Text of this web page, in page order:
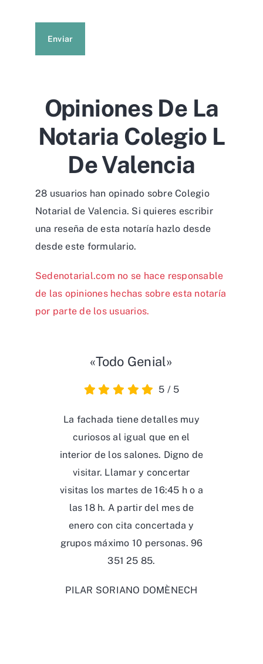
Enviar
Opiniones De La
Notaria Colegio L
De Valencia
28 usuarios han opinado sobre Colegio
Notarial de Valencia. Si quieres escribir
una reseña de esta notaría hazlo desde
desdeeste formulario.
Sedenotarial.com no se hace responsable
de las opiniones hechas sobre esta notaría
por parte de los usuarios.
«Todo Genial»
5 / 5
La fachada tiene detalles muy
curiosos al igual que en el
interior de los salones. Digno de
visitar. Llamar y concertar
visitas los martes de 16:45 h o a
las 18 h. A partir del mes de
enero con cita concertada y
grupos máximo 10 personas. 96
351 25 85.
PILAR SORIANO DOMÈNECH